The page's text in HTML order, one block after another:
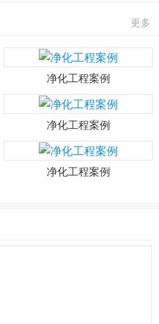
净化工程案例
净化工程案例
净化工程案例
更多